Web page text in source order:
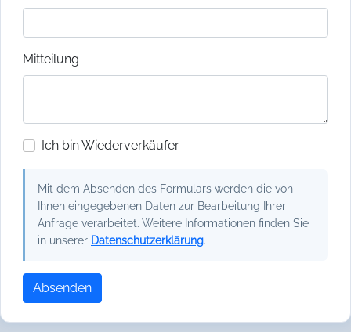
Mitteilung
Ich bin Wiederverkäufer.
Mit dem Absenden des Formulars werden die von
Ihnen eingegebenen Daten zur Bearbeitung Ihrer
Anfrage verarbeitet. Weitere Informationen finden Sie
in unserer Datenschutzerklärung.
Absenden